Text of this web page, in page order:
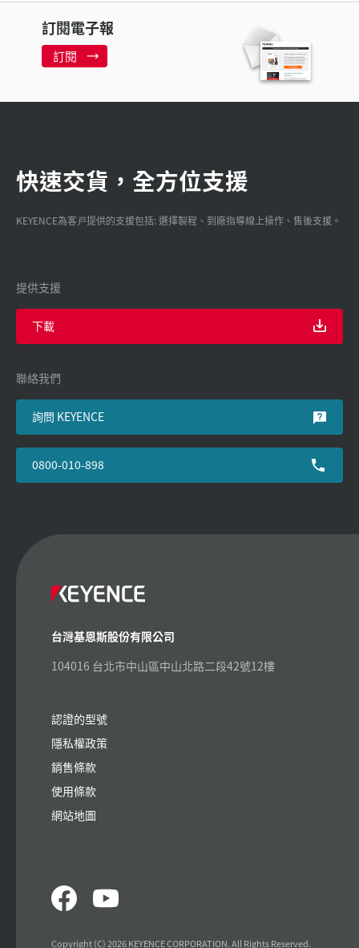
訂閱電子報
訂閱
快速交貨，全方位支援
KEYENCE為客戸提供的支援包括: 選擇製程、到廠指導線上操作、售後支援。
提供支援
下載
聯絡我們
詢問 KEYENCE
0800-010-898
台灣基恩斯股份有限公司
104016 台北市中山區中山北路二段42號12樓
認證的型號
隱私權政策
銷售條款
使用條款
網站地圖
Copyright (C) 2026 KEYENCE CORPORATION. All Rights Reserved.